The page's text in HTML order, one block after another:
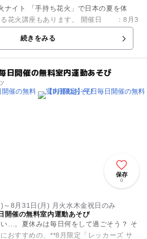
ナイト 「手持ち花火」で日本の夏を体
る花火講座もあります。 開催日 ：8月3
時間 ：17:00~20:00（各回約15...
続きをみる
日開催の無料室内運動あそび
保存
0
～8月31日(月) 月火水木金祝日のみ
開催の無料室内運動あそび
…。夏休みは毎日何をして過ごそう？ そ
おすすめの、**8月限定「レッカーズ サ